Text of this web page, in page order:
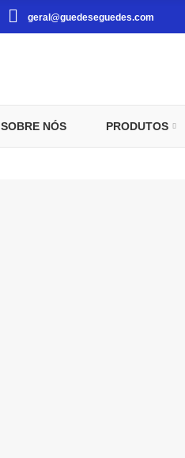
geral@guedeseguedes.com
SOBRE NÓS PRODUTOS